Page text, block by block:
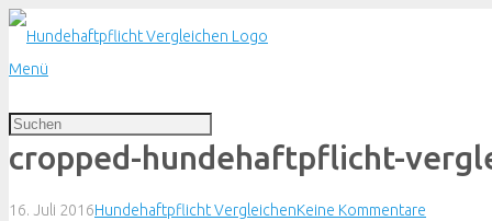
Menü
cropped-hundehaftpflicht-
16. Juli 2016Hundehaftpflicht VergleichenKeine Kommentare